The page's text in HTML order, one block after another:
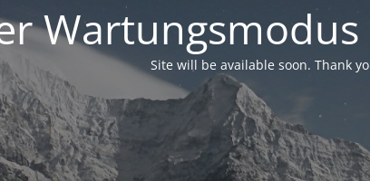
Site will be available soon. Thank